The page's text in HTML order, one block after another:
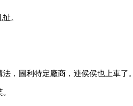
。
，圖利特定廠商，連侯侯也上車了。